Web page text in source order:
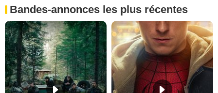
Bandes-annonces les plus récentes